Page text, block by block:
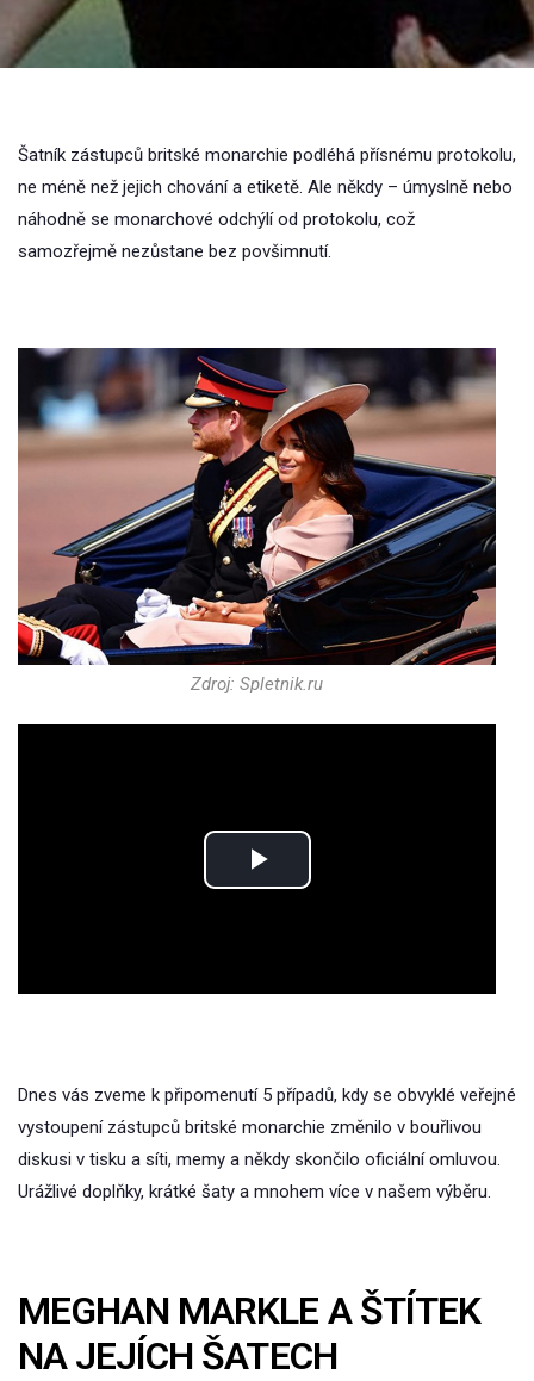
Šatník zástupců britské monarchie podléhá přísnému protokolu,
ne méně než jejich chování a etiketě. Ale někdy – úmyslně nebo
náhodně se monarchové odchýlí od protokolu, což
samozřejmě nezůstane bez povšimnutí.
Zdroj: Spletnik.ru
Play
Dnes vás zveme k připomenutí 5 případů, kdy se obvyklé veřejné
vystoupení zástupců britské monarchie změnilo v bouřlivou
diskusi v tisku a síti, memy a někdy skončilo oficiální omluvou.
Urážlivé doplňky, krátké šaty a mnohem více v našem výběru.
MEGHAN MARKLE A ŠTÍTEK
NA JEJÍCH ŠATECH